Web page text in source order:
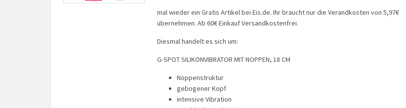
mal wieder ein Gratis Artikel bei Eis.de. Ihr braucht nur die Verandkosten von 5,97€
übernehmen. Ab 60€ Einkauf Versandkostenfrei.
Diesmal handelt es sich um:
G-SPOT SILIKONVIBRATOR MIT NOPPEN, 18 CM
Noppenstruktur
gebogener Kopf
intensive Vibration